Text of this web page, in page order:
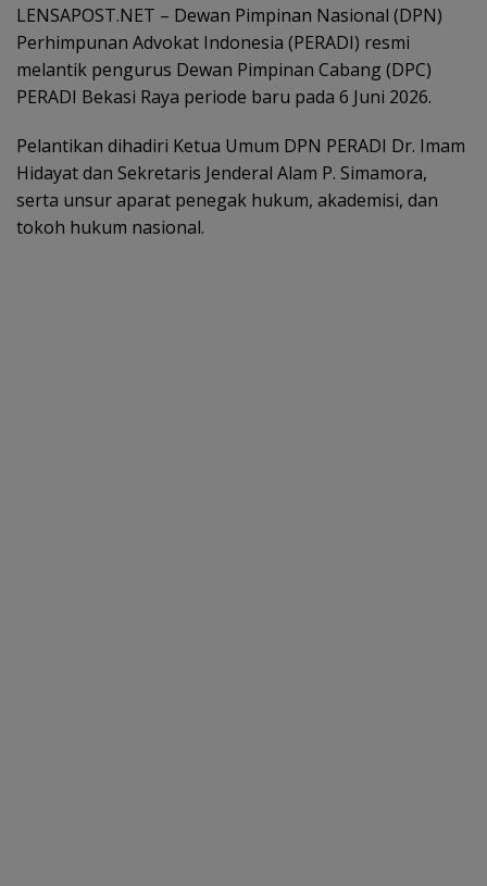
LENSAPOST.NET – Dewan Pimpinan Nasional (DPN)
Perhimpunan Advokat Indonesia (PERADI) resmi
melantik pengurus Dewan Pimpinan Cabang (DPC)
PERADI Bekasi Raya periode baru pada 6 Juni 2026.
Pelantikan dihadiri Ketua Umum DPN PERADI Dr. Imam
Hidayat dan Sekretaris Jenderal Alam P. Simamora,
serta unsur aparat penegak hukum, akademisi, dan
tokoh hukum nasional.